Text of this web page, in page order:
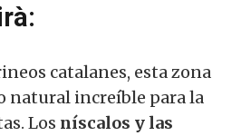
catalanes, esta zona
natural increíble para la
Los níscalos y las